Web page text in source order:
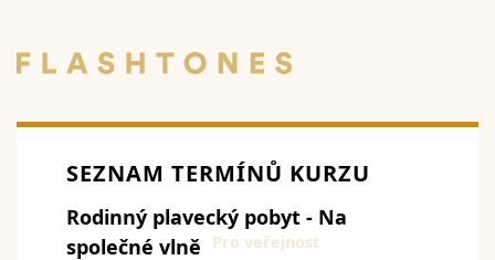
SEZNAM TERMÍNŮ KURZU
Rodinný plavecký pobyt - Na
společné vlně
Pro veřejnost